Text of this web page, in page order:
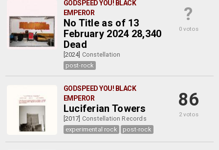
GODSPEED YOU! BLACK
EMPEROR
No Title as of 13
February 2024 28,340
Dead
[2024] Constellation
post-rock
?
0 votos
GODSPEED YOU! BLACK
EMPEROR
Luciferian Towers
[2017] Constellation Records
experimental rock
post-rock
86
2 votos